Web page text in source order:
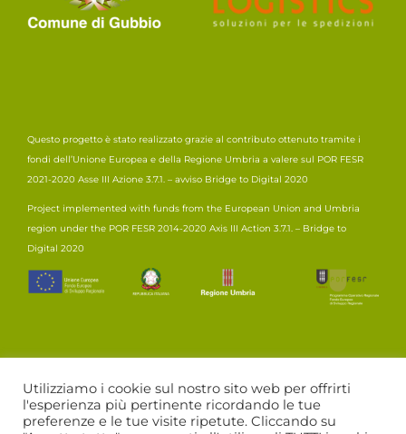
Questo progetto è stato realizzato grazie al contributo ottenuto tramite i
fondi dell’Unione Europea e della Regione Umbria a valere sul POR FESR
2021-2020 Asse III Azione 3.7.1. – avviso Bridge to Digital 2020
Project implemented with funds from the European Union and Umbria
region under the POR FESR 2014-2020 Axis III Action 3.7.1. – Bridge to
Digital 2020
Utilizziamo i cookie sul nostro sito web per offrirti
l'esperienza più pertinente ricordando le tue
preferenze e le tue visite ripetute. Cliccando su